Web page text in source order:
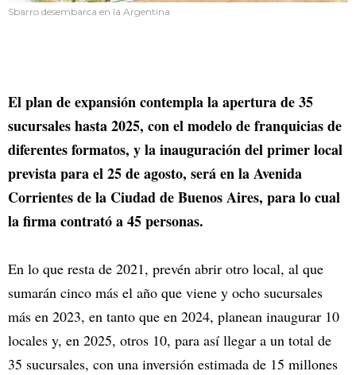
Sbarro desembarca en la Argentina
El plan de expansión contempla la apertura de 35
sucursales hasta 2025, con el modelo de franquicias de
diferentes formatos, y la inauguración del primer local
prevista para el 25 de agosto, será en la Avenida
Corrientes de la Ciudad de Buenos Aires, para lo cual
la firma contrató a 45 personas.
En lo que resta de 2021, prevén abrir otro local, al que
sumarán cinco más el año que viene y ocho sucursales
más en 2023, en tanto que en 2024, planean inaugurar 10
locales y, en 2025, otros 10, para así llegar a un total de
35 sucursales, con una inversión estimada de 15 millones